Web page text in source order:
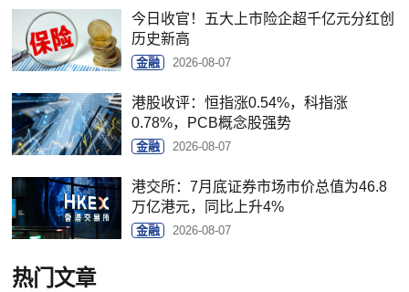
今日收官！五大上市险企超千亿元分红创
历史新高
金融 2026-08-07
港股收评：恒指涨0.54%，科指涨
0.78%，PCB概念股强势
金融 2026-08-07
港交所：7月底证券市场市价总值为46.8
万亿港元，同比上升4%
金融 2026-08-07
热门文章